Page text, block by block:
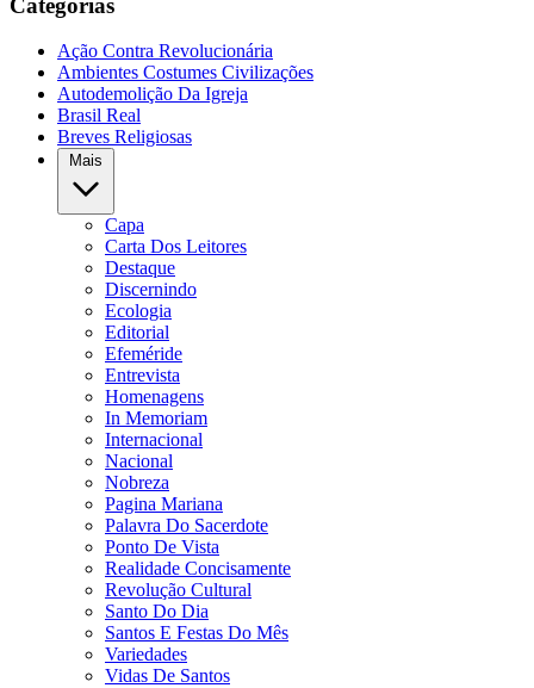
Ação Contra Revolucionária
Ambientes Costumes Civilizações
Autodemolição Da Igreja
Brasil Real
Breves Religiosas
Mais
Capa
Carta Dos Leitores
Destaque
Discernindo
Ecologia
Editorial
Efeméride
Entrevista
Homenagens
In Memoriam
Internacional
Nacional
Nobreza
Pagina Mariana
Palavra Do Sacerdote
Ponto De Vista
Realidade Concisamente
Revolução Cultural
Santo Do Dia
Santos E Festas Do Mês
Variedades
Vidas De Santos